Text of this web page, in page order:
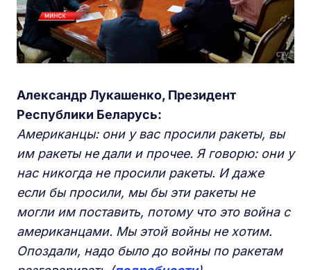
Александр Лукашенко, Президент
Республики Беларусь:
Американцы: они у вас просили ракеты, вы
им ракеты не дали и прочее. Я говорю: они у
нас никогда не просили ракеты. И даже
если бы просили, мы бы эти ракеты не
могли им поставить, потому что это война с
американцами. Мы этой войны не хотим.
Опоздали, надо было до войны по ракетам